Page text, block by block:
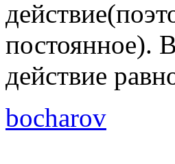
постоянное).
действие
bocharov